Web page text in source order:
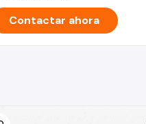
Contactar ahora